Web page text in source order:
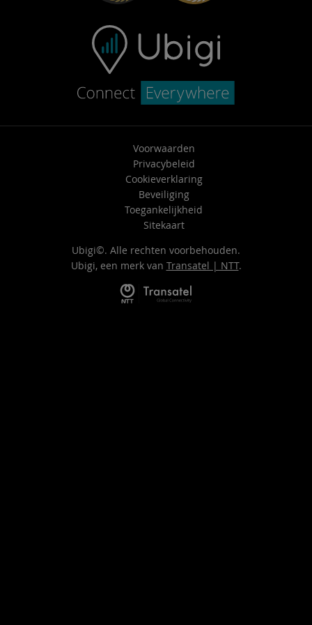
Voorwaarden
Privacybeleid
Cookieverklaring
Beveiliging
Toegankelijkheid
Sitekaart
Ubigi©. Alle rechten voorbehouden.
Ubigi, een merk van Transatel | NTT.